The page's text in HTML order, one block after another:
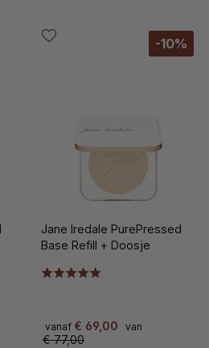
-10%
Jane Iredale PurePressed
Base Refill + Doosje
vanaf € 69,00 van
€ 77,00